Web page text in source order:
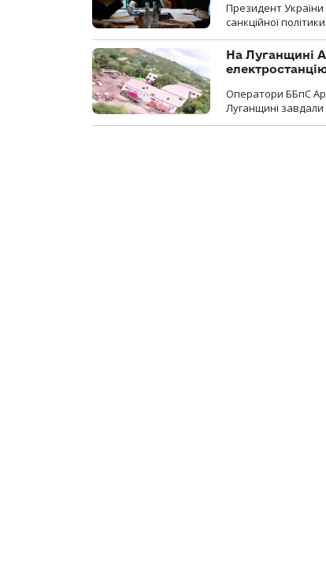
Президент
санкційної
На Луганщині
Оператори ББпС
Луганщині завдали